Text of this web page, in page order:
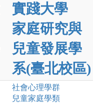
實踐大學
家庭研究與
兒童發展學
系(臺北校區)
社會心理學群
兒童家庭學類